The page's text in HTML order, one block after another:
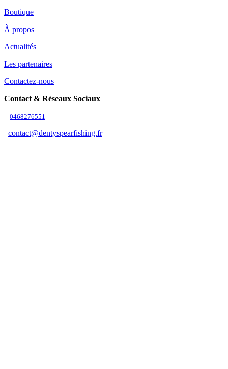
Boutique
À propos
Actualités
Les partenaires
Contactez-nous
Contact & Réseaux Sociaux
0468276551
contact@dentyspearfishing.fr